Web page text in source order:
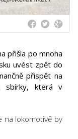
přišla po mnoha
uvést zpět do
přispět na
sbírky, která v
na lokomotivě by